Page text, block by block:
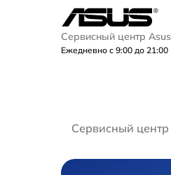
Сервисный центр Asus
Ежедневно с 9:00 до 21:00
Сервисный центр